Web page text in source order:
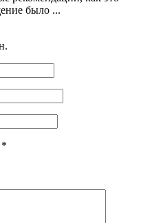
было ...
*